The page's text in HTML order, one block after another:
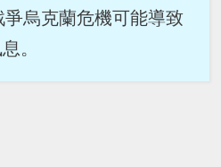
爭烏克蘭危機可能導致
。